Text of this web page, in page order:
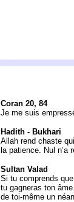
Coran 20, 84
Je me suis
Hadith - Bukhari
Allah rend chaste
la patience. Nul n’a
Sultan Valad
Si tu comprends
tu gagneras ton
de toi-même un